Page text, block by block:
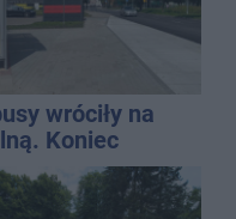
wróciły na
Koniec
zatok